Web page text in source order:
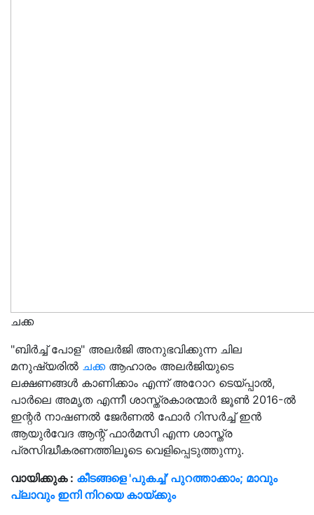
ചക്ക
"ബിർച്ച് പോള" അലർജി അനുഭവിക്കുന്ന ചില
മനുഷ്യരിൽ ചക്കആഹാരം അലർജിയുടെ
ലക്ഷണങ്ങൾ കാണിക്കാം എന്ന് അറോറ ടെയ്പ്പാൽ,
പാർലെ അമൃത എന്നീ ശാസ്ത്രകാരന്മാർ ജൂൺ 2016-ൽ
ഇന്റർ നാഷണൽ ജേർണൽ ഫോർ റിസർച്ച് ഇൻ
ആയുർവേദ ആന്റ് ഫാർമസി എന്ന ശാസ്ത്ര
പ്രസിദ്ധീകരണത്തിലൂടെ വെളിപ്പെടുത്തുന്നു.
വായിക്കുക : കീടങ്ങളെ 'പുകച്ച്' പുറത്താക്കാം; മാവും
പ്ലാവും ഇനി നിറയെ കായ്ക്കും